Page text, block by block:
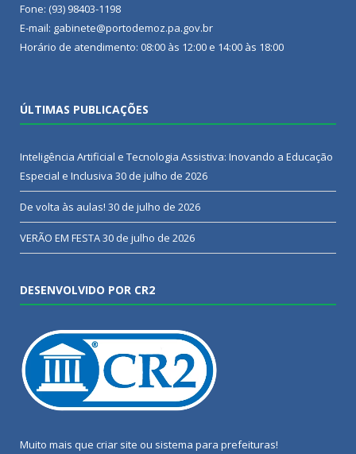
Fone: (93) 98403-1198
E-mail: gabinete@portodemoz.pa.gov.br
Horário de atendimento: 08:00 às 12:00 e 14:00 às 18:00
ÚLTIMAS PUBLICAÇÕES
Inteligência Artificial e Tecnologia Assistiva: Inovando a Educação
Especial e Inclusiva 30 de julho de 2026
De volta às aulas! 30 de julho de 2026
VERÃO EM FESTA30 de julho de 2026
DESENVOLVIDO POR CR2
Muito mais que criar site ou sistema para prefeituras!